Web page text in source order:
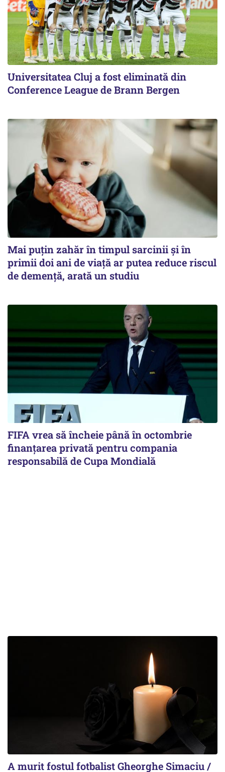
Universitatea Cluj a fost eliminată din
Conference League de Brann Bergen
Mai puțin zahăr în timpul sarcinii și în
primii doi ani de viață ar putea reduce riscul
de demență, arată un studiu
FIFA vrea să încheie până în octombrie
finanțarea privată pentru compania
responsabilă de Cupa Mondială
A murit fostul fotbalist Gheorghe Simaciu /